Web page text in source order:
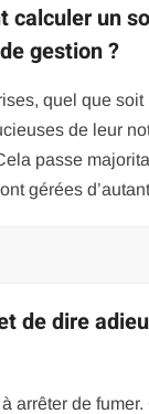
calculer un
gestion ?
quel que soit
de leur
passe
gérées
de dire
arrêter de